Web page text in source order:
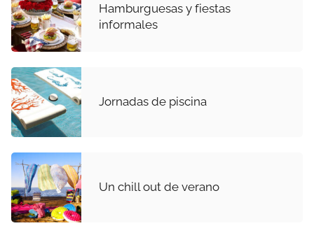
Hamburguesas y fiestas
informales
Jornadas de piscina
Un chill out de verano